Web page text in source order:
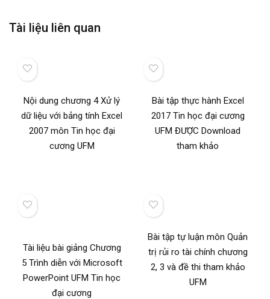
Tài liệu liên quan
Nội dung chương 4 Xử lý
dữ liệu với bảng tính Excel
2007 môn Tin học đại
cương UFM
Bài tập thực hành Excel
2017 Tin học đại cương
UFM ĐƯỢC Download
tham khảo
Tài liệu bài giảng Chương
5 Trình diễn với Microsoft
PowerPoint UFM Tin học
đại cương
Bài tập tự luận môn Quản
trị rủi ro tài chính chương
2, 3 và đề thi tham khảo
UFM